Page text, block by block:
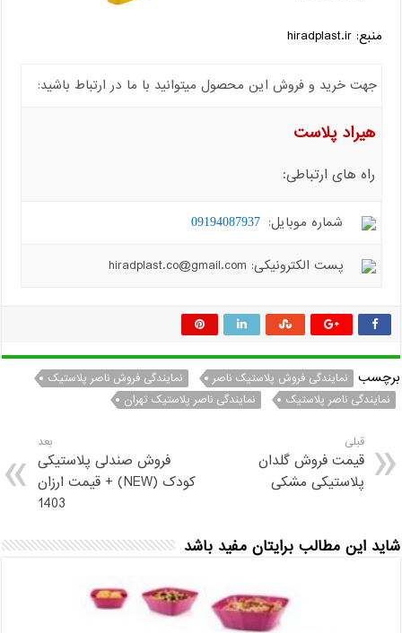
منبع: hiradplast.ir
جهت خرید و فروش این محصول میتوانید با ما در ارتباط باشید:
هیراد پلاست
راه های ارتباطی:
شماره موبایل: 09194087937
پست الکترونیکی: hiradplast.co@gmail.com
برچسب نمایندگی فروش پلاستیک ناصر
نمایندگی فروش ناصر پلاستیک
نمایندگی ناصر پلاستیک
نمایندگی ناصر پلاستیک تهران
قبلی
قیمت فروش گلدان
پلاستیکی مشکی
بعد
فروش صندلی پلاستیکی
کودک (NEW) + قیمت ارزان
1403
شاید این مطالب برایتان مفید باشد